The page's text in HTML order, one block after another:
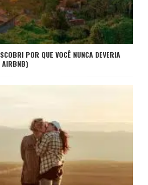
POR QUE VOCÊ NUNCA DEVERIA
AIRBNB)